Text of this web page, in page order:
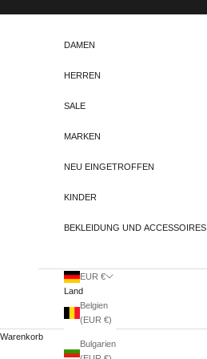
DAMEN
HERREN
SALE
MARKEN
NEU EINGETROFFEN
KINDER
BEKLEIDUNG UND ACCESSOIRES
EUR €
Land
Belgien
(EUR €)
Bulgarien
Warenkorb